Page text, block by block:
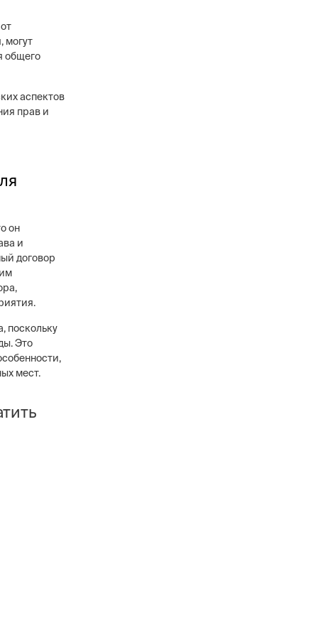
могут
общего
аспектов
прав и
он
и
договор
поскольку
Это
мест.